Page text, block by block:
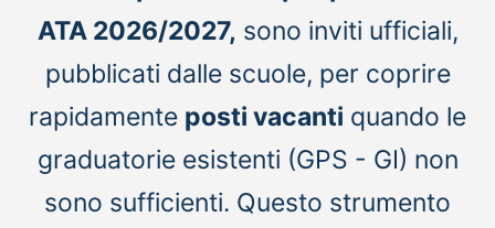
ATA 2026/2027, sono inviti ufficiali,
pubblicati dalle scuole, per coprire
rapidamente posti vacanti quando le
graduatorie esistenti (GPS - GI) non
sono sufficienti. Questo strumento